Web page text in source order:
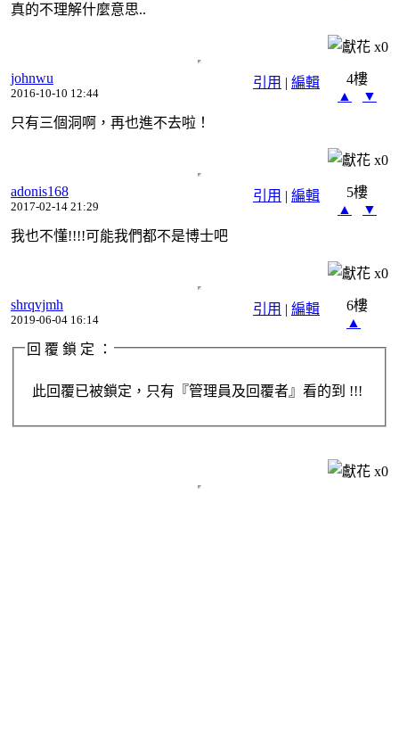
真的不理解什麼意思..
x0
引用 | 編輯
johnwu
2016-10-10 12:44
4樓
▲
▼
只有三個洞啊，再也進不去啦！
x0
引用 | 編輯
adonis168
2017-02-14 21:29
5樓
▲
▼
我也不懂!!!!可能我們都不是博士吧
x0
引用 | 編輯
shrqvjmh
2019-06-04 16:14
6樓
▲
回 覆 鎖 定 ：
此回覆已被鎖定，只有『管理員及回覆者』看的到 !!!
x0